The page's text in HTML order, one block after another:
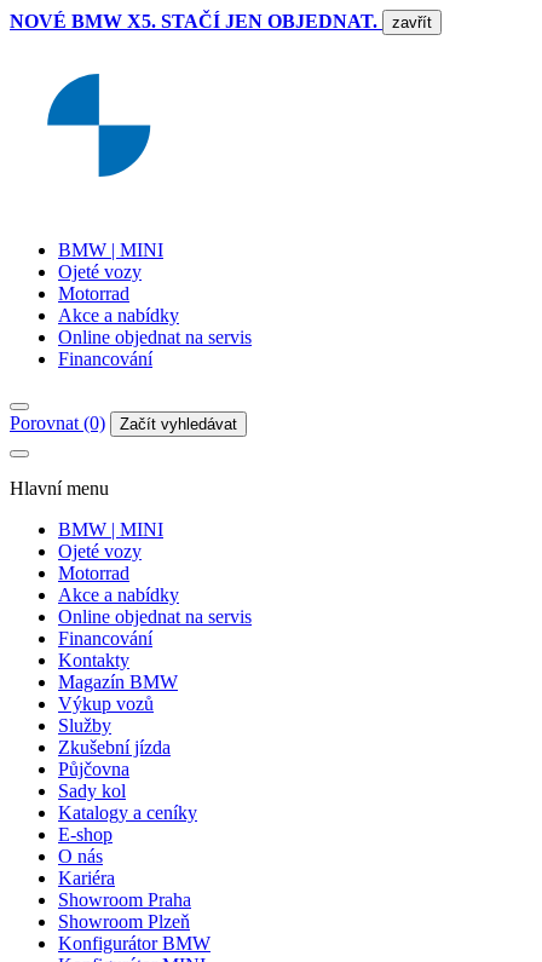
NOVÉ BMW X5. STAČÍ JEN OBJEDNAT. zavřít
BMW | MINI
Ojeté vozy
Motorrad
Akce a nabídky
Online objednat na servis
Financování
Porovnat (0) Začít vyhledávat
Hlavní menu
BMW | MINI
Ojeté vozy
Motorrad
Akce a nabídky
Online objednat na servis
Financování
Kontakty
Magazín BMW
Výkup vozů
Služby
Zkušební jízda
Půjčovna
Sady kol
Katalogy a ceníky
E-shop
O nás
Kariéra
Showroom Praha
Showroom Plzeň
Konfigurátor BMW